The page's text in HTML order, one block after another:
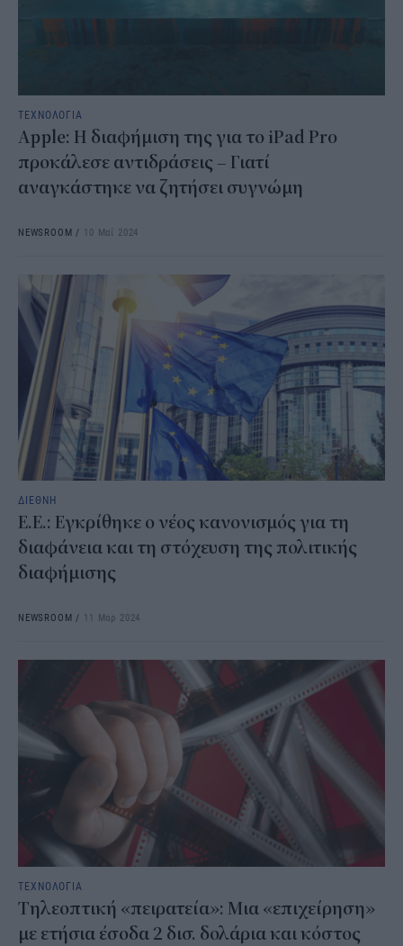
ΤΕΧΝΟΛΟΓΙΑ
Apple: Η διαφήμιση της για το iPad Pro
προκάλεσε αντιδράσεις – Γιατί
αναγκάστηκε να ζητήσει συγνώμη
NEWSROOM / 10 Μαΐ 2024
ΔΙΕΘΝΗ
Ε.Ε.: Εγκρίθηκε ο νέος κανονισμός για τη
διαφάνεια και τη στόχευση της πολιτικής
διαφήμισης
NEWSROOM / 11 Μαρ 2024
ΤΕΧΝΟΛΟΓΙΑ
Τηλεοπτική «πειρατεία»: Μια «επιχείρηση»
με ετήσια έσοδα 2 δισ. δολάρια και κόστος